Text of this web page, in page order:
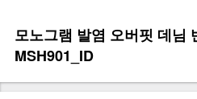
모노그램 발염 오버핏 데님
MSH901_ID